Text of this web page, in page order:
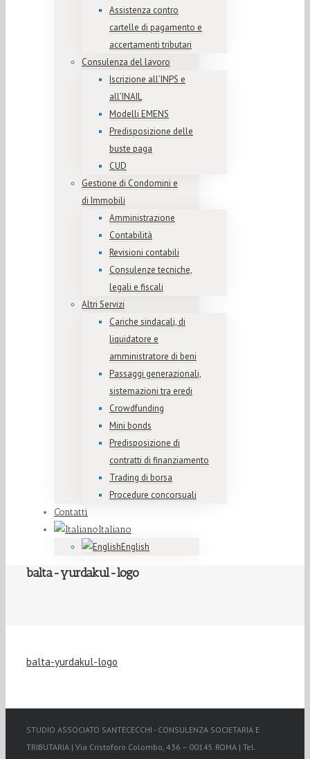
Assistenza contro
cartelle di pagamento e
accertamenti tributari
Consulenza del lavoro
Iscrizione all’INPS e
all’INAIL
Modelli EMENS
Predisposizione delle
buste paga
CUD
Gestione di Condomini e
di Immobili
Amministrazione
Contabilità
Revisioni contabili
Consulenze tecniche,
legali e fiscali
Altri Servizi
Cariche sindacali, di
liquidatore e
amministratore di beni
Passaggi generazionali,
sistemazioni tra eredi
Crowdfunding
Mini bonds
Predisposizione di
contratti di finanziamento
Trading di borsa
Procedure concorsuali
Contatti
Italiano
English
balta-yurdakul-logo
balta-yurdakul-logo
STUDIO ASSOCIATO SANTECECCHI - CONSULENZA SOCIETARIA E
TRIBUTARIA | Via Cristoforo Colombo, 436 – 00145 ROMA | Tel.